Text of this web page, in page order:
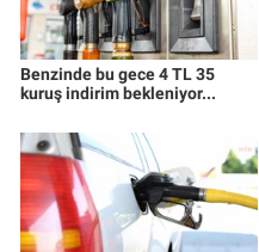
Benzinde bu gece 4 TL 35
kuruş indirim bekleniyor...
Sağlık
Spor
Teknoloji
Türkiye'nin Geleceği